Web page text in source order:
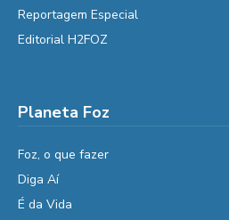
Reportagem Especial
Editorial H2FOZ
Planeta Foz
Foz, o que fazer
Diga Aí
É da Vida